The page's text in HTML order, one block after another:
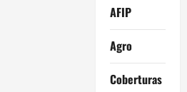
AFIP
Agro
Coberturas